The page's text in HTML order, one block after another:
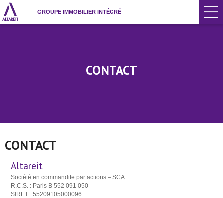
GROUPE IMMOBILIER INTÉGRÉ
CONTACT
CONTACT
Altareit
Société en commandite par actions – SCA
R.C.S. : Paris B 552 091 050
SIRET : 55209105000096